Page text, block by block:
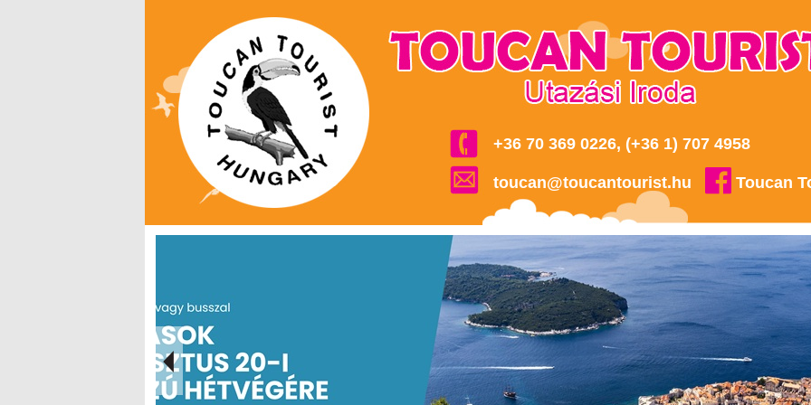
+36 70 369 0226, (+36 1) 707 4958
toucan@toucantourist.hu Toucan